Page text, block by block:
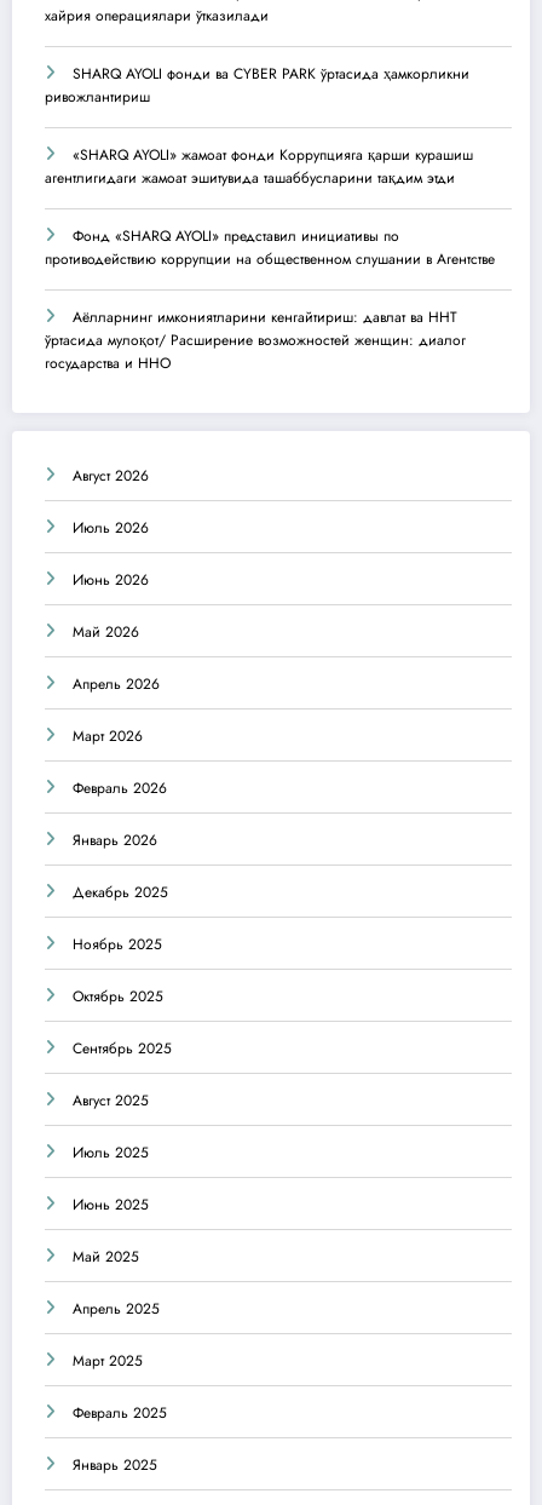
хайрия операциялари ўтказилади
SHARQ AYOLI фонди ва CYBER PARK ўртасида ҳамкорликни
ривожлантириш
«SHARQ AYOLI» жамоат фонди Коррупцияга қарши курашиш
агентлигидаги жамоат эшитувида ташаббусларини тақдим этди
Фонд «SHARQ AYOLI» представил инициативы по
противодействию коррупции на общественном слушании в Агентстве
Аёлларнинг имкониятларини кенгайтириш: давлат ва ННТ
ўртасида мулоқот/ Расширение возможностей женщин: диалог
государства и ННО
Август 2026
Июль 2026
Июнь 2026
Май 2026
Апрель 2026
Март 2026
Февраль 2026
Январь 2026
Декабрь 2025
Ноябрь 2025
Октябрь 2025
Сентябрь 2025
Август 2025
Июль 2025
Июнь 2025
Май 2025
Апрель 2025
Март 2025
Февраль 2025
Январь 2025